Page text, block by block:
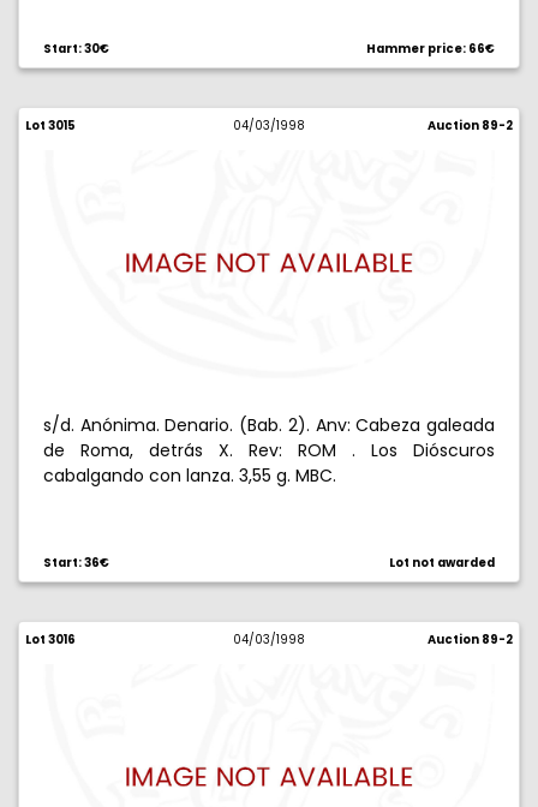
Start: 30€ Hammer price: 66€
Lot 3015 04/03/1998 Auction 89-2
s/d. Anónima. Denario. (Bab. 2). Anv: Cabeza galeada
de Roma, detrás X. Rev: ROM . Los Dióscuros
cabalgando con lanza. 3,55 g. MBC.
Start: 36€ Lot not awarded
Lot 3016 04/03/1998 Auction 89-2